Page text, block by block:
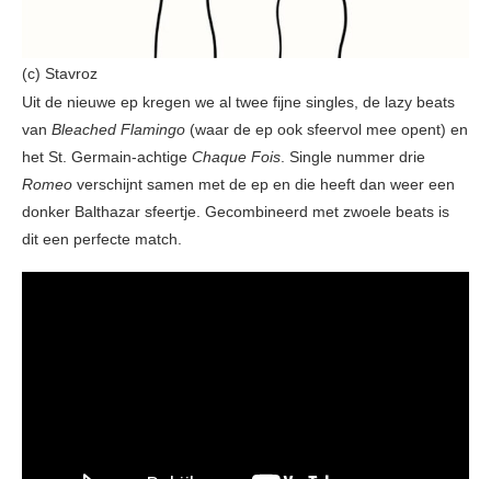
(c) Stavroz
Uit de nieuwe ep kregen we al twee fijne singles, de lazy beats
van Bleached Flamingo (waar de ep ook sfeervol mee opent) en
het St. Germain-achtige Chaque Fois. Single nummer drie
Romeo verschijnt samen met de ep en die heeft dan weer een
donker Balthazar sfeertje. Gecombineerd met zwoele beats is
dit een perfecte match.